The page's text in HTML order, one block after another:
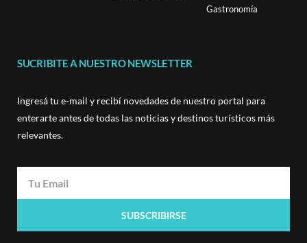
Gastronomía
SUCRIBITE A NUESTRO NEWSLETTER
Ingresá tu e-mail y recibí novedades de nuestro portal para
enterarte antes de todas las noticias y destinos turísticos más
relevantes.
SUBSCRIBIRSE